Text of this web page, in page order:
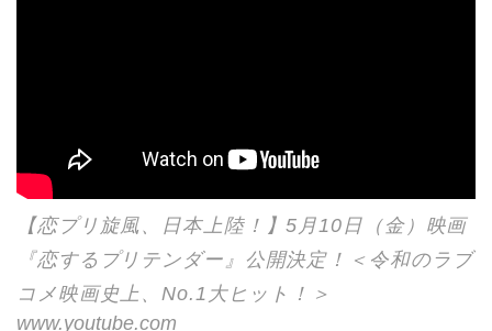
【恋プリ旋風、日本上陸！】5月10日（金）映画
『恋するプリテンダー』公開決定！＜令和のラブ
コメ映画史上、No.1大ヒット！＞
www.youtube.com